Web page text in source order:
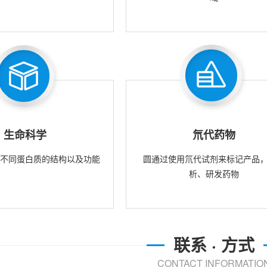
生命科学
同蛋白质的结构以及功能
氘代药物
圆通过使用氘代试剂来标记产品
析、研发药物
联系 · 方式
CONTACT